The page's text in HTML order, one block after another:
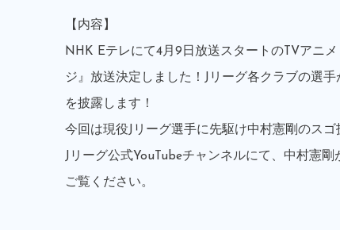
【内容】
NHK Eテレにて4月9日放送スタートのTVアニ
ジ』放送決定しました！Jリーグ各クラブの選
を披露します！
今回は現役Jリーグ選手に先駆け中村憲剛のスゴ
Jリーグ公式YouTubeチャンネルにて、中村憲
ご覧ください。